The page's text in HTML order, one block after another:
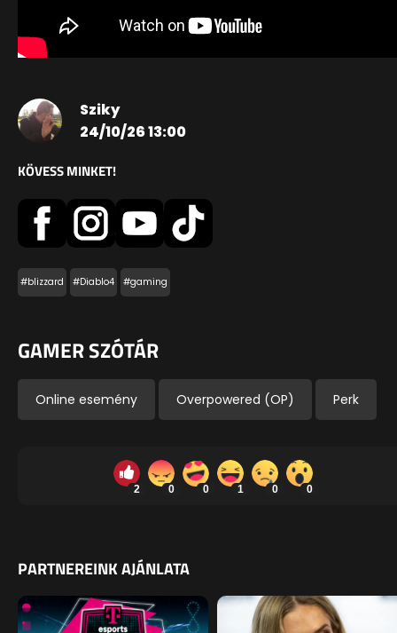
Sziky
24/10/26 13:00
KÖVESS MINKET!
#blizzard #Diablo4 #gaming
GAMER SZÓTÁR
Online esemény Overpowered (OP) Perk
2 0 0 1 0 0
PARTNEREINK AJÁNLATA